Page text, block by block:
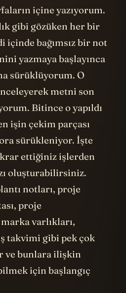
içine yazıyorum.
gibi gözüken her bir
içinde bağımsız bir not
yazmaya başlayınca
sürüklüyorum. O
metni son
Bitince o yapıldı
işin çekim parçası
sürükleniyor. İşte
ettiğiniz işlerden
oluşturabilirsiniz.
notları, proje
proje
varlıkları,
takvimi gibi pek çok
ve bunlara ilişkin
için başlangıç